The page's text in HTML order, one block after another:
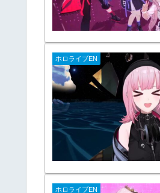
ホロライブEN
ホロライブEN